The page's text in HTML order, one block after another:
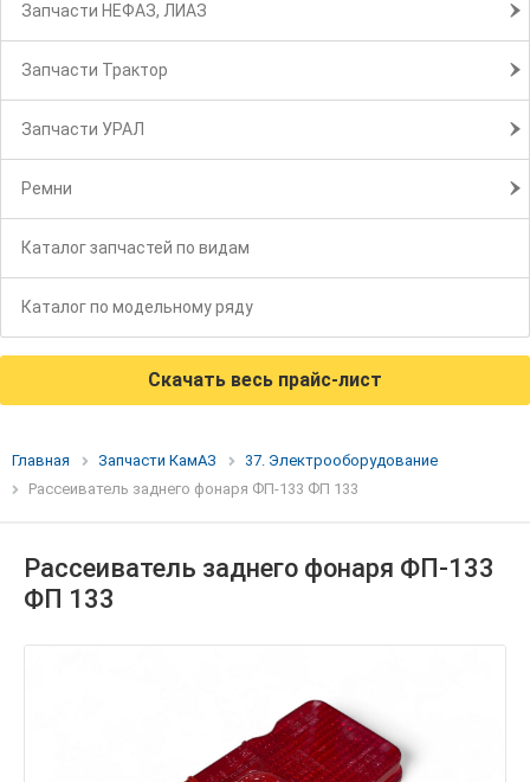
Запчасти НЕФАЗ, ЛИАЗ
Запчасти Трактор
Запчасти УРАЛ
Ремни
Каталог запчастей по видам
Каталог по модельному ряду
Скачать весь прайс-лист
Главная Запчасти КамАЗ
37. Электрооборудование
Рассеиватель заднего фонаря ФП-133 ФП 133
Рассеиватель заднего фонаря ФП-133
ФП 133